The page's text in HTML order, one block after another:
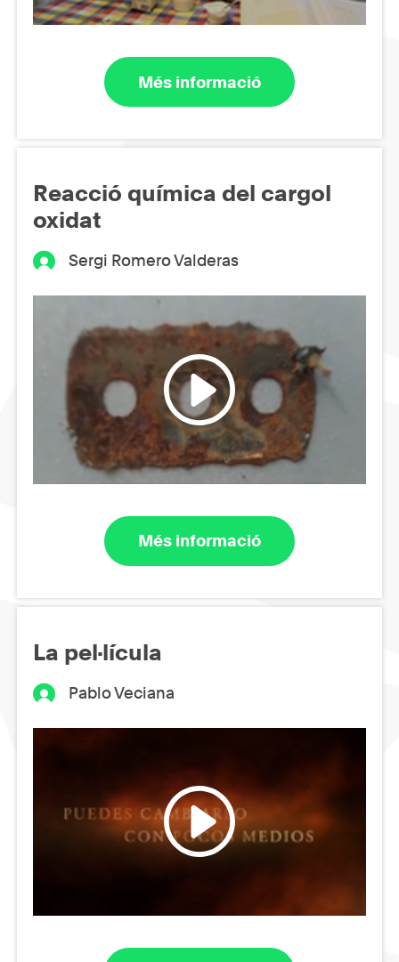
Més informació
Reacció química del cargol
oxidat
Sergi Romero Valderas
Més informació
La pel·lícula
Pablo Veciana